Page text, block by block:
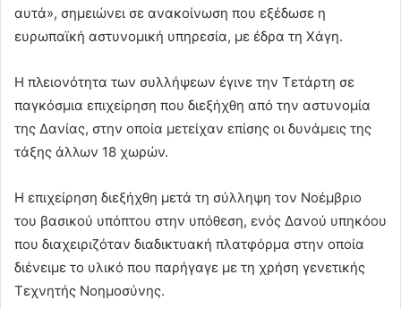
αυτά», σημειώνει σε ανακοίνωση που εξέδωσε η
ευρωπαϊκή αστυνομική υπηρεσία, με έδρα τη Χάγη.
Η πλειονότητα των συλλήψεων έγινε την Τετάρτη σε
παγκόσμια επιχείρηση που διεξήχθη από την αστυνομία
της Δανίας, στην οποία μετείχαν επίσης οι δυνάμεις της
τάξης άλλων 18 χωρών.
Η επιχείρηση διεξήχθη μετά τη σύλληψη τον Νοέμβριο
του βασικού υπόπτου στην υπόθεση, ενός Δανού υπηκόου
που διαχειριζόταν διαδικτυακή πλατφόρμα στην οποία
διένειμε το υλικό που παρήγαγε με τη χρήση γενετικής
Τεχνητής Νοημοσύνης.